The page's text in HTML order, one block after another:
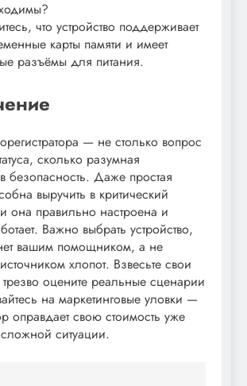
что устройство поддерживает
карты памяти и имеет
разъёмы для питания.
— не столько вопрос
сколько разумная
безопасность. Даже простая
выручить в критический
она правильно настроена и
Важно выбрать устройство,
вашим помощником, а не
хлопот. Взвесьте свои
трезво оцените реальные сценарии
на маркетинговые уловки —
оправдает свою стоимость уже
ситуации.